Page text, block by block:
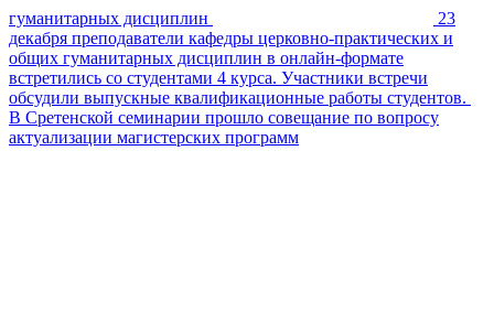
гуманитарных дисциплин
23
декабря преподаватели кафедры церковно-практических и
общих гуманитарных дисциплин в онлайн-формате
встретились со студентами 4 курса. Участники встречи
обсудили выпускные квалификационные работы студентов.
В Сретенской семинарии прошло совещание по вопросу
актуализации магистерских программ